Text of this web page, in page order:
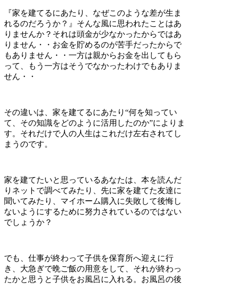
『家を建てるにあたり、なぜこのような差が生ま
れるのだろうか？』そんな風に思われたことはあ
りませんか？それは頭金が少なかったからではあ
りません・・お金を貯めるのが苦手だったからで
もありません・・一方は親からお金を出してもら
って、もう一方はそうでなかったわけでもありま
せん・・
その違いは、家を建てるにあたり“何を知ってい
て、その知識をどのように活用したのか”によりま
す。それだけで人の人生はこれだけ左右されてし
まうのです。
家を建てたいと思っているあなたは、本を読んだ
りネットで調べてみたり、先に家を建てた友達に
聞いてみたり、マイホーム購入に失敗して後悔し
ないようにするために努力されているのではない
でしょうか？
でも、仕事が終わって子供を保育所へ迎えに行
き、大急ぎで晩ご飯の用意をして、それが終わっ
たかと思うと子供をお風呂に入れる。お風呂の後